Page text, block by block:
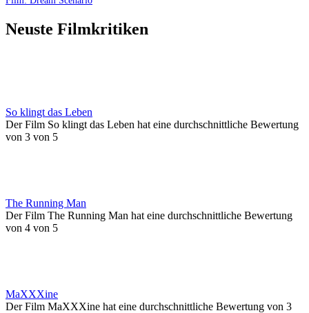
Neuste Filmkritiken
So klingt das Leben
Der Film So klingt das Leben hat eine durchschnittliche Bewertung
von 3 von 5
The Running Man
Der Film The Running Man hat eine durchschnittliche Bewertung
von 4 von 5
MaXXXine
Der Film MaXXXine hat eine durchschnittliche Bewertung von 3